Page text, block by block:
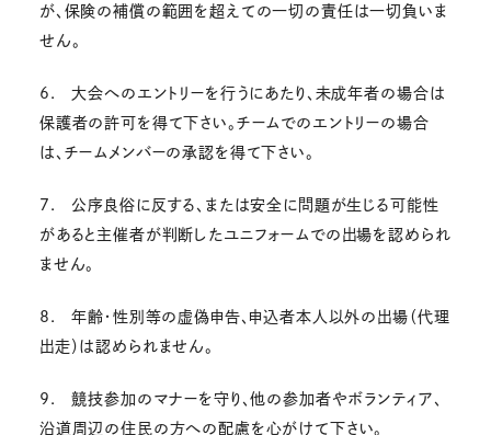
が、保険の補償の範囲を超えての一切の責任は一切負いま
せん。
6. 大会へのエントリーを行うにあたり、未成年者の場合は
保護者の許可を得て下さい。チームでのエントリーの場合
は、チームメンバーの承認を得て下さい。
7. 公序良俗に反する、または安全に問題が生じる可能性
があると主催者が判断したユニフォームでの出場を認められ
ません。
8. 年齢・性別等の虚偽申告、申込者本人以外の出場（代理
出走）は認められません。
9. 競技参加のマナーを守り、他の参加者やボランティア、
沿道周辺の住民の方への配慮を心がけて下さい。